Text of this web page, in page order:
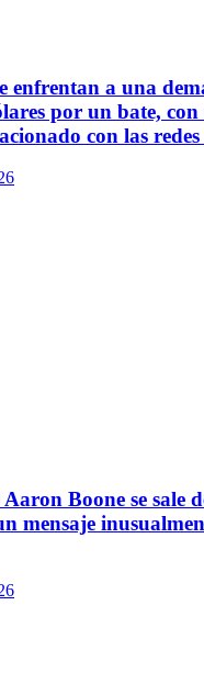
enfrentan a una
por un bate,
con las
Boone se sale
mensaje